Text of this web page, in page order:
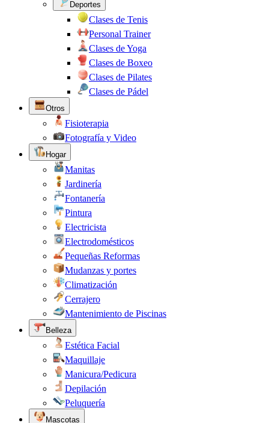
Deportes
Clases de Tenis
Personal Trainer
Clases de Yoga
Clases de Boxeo
Clases de Pilates
Clases de Pádel
Otros
Fisioterapia
Fotografía y Video
Hogar
Manitas
Jardinería
Fontanería
Pintura
Electricista
Electrodomésticos
Pequeñas Reformas
Mudanzas y portes
Climatización
Cerrajero
Mantenimiento de Piscinas
Belleza
Estética Facial
Maquillaje
Manicura/Pedicura
Depilación
Peluquería
Mascotas